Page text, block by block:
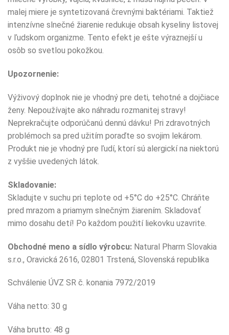
malej miere je syntetizovaná črevnými baktériami. Taktiež
intenzívne slnečné žiarenie redukuje obsah kyseliny listovej
v ľudskom organizme. Tento efekt je ešte výraznejší u
osôb so svetlou pokožkou.
Upozornenie:
Výživový doplnok nie je vhodný pre deti, tehotné a dojčiace
ženy. Nepoužívajte ako náhradu rozmanitej stravy!
Neprekračujte odporúčanú dennú dávku! Pri zdravotných
problémoch sa pred užitím poraďte so svojim lekárom.
Produkt nie je vhodný pre ľudí, ktorí sú alergickí na niektorú
z vyššie uvedených látok.
Skladovanie:
Skladujte v suchu pri teplote od +5°C do +25°C. Chráňte
pred mrazom a priamym slnečným žiarením. Skladovať
mimo dosahu detí! Po každom použití liekovku uzavrite.
Obchodné meno a sídlo výrobcu: Natural Pharm Slovakia
s.r.o., Oravická 2616, 02801 Trstená, Slovenská republika
Schválenie ÚVZ SR č. konania 7972/2019
Váha netto: 30 g
Váha brutto: 48 g